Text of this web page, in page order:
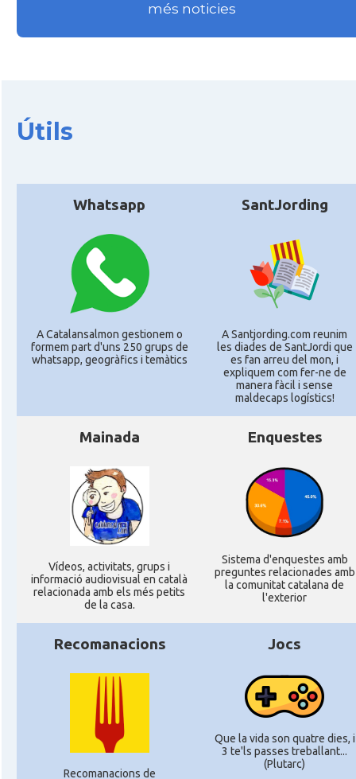
més noticies
Útils
Whatsapp
A Catalansalmon gestionem o
formem part d'uns 250 grups de
whatsapp, geogràfics i temàtics
SantJording
A Santjording.com reunim
les diades de SantJordi que
es fan arreu del mon, i
expliquem com fer-ne de
manera fàcil i sense
maldecaps logí­stics!
Mainada
Ví­deos, activitats, grups i
informació audiovisual en català
relacionada amb els més petits
de la casa.
Enquestes
Sistema d'enquestes amb
preguntes relacionades amb
la comunitat catalana de
l'exterior
Recomanacions
Recomanacions de
Jocs
Que la vida son quatre dies, i
3 te'ls passes treballant...
(Plutarc)